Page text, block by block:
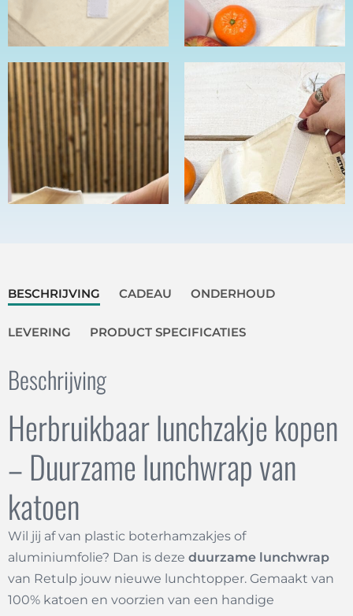
BESCHRIJVING CADEAU ONDERHOUD
LEVERING PRODUCT SPECIFICATIES
Beschrijving
Herbruikbaar lunchzakje kopen
– Duurzame lunchwrap van
katoen
Wil jij af van plastic boterhamzakjes of
aluminiumfolie? Dan is deze duurzame lunchwrap
van Retulp jouw nieuwe lunchtopper. Gemaakt van
100% katoen en voorzien van een handige